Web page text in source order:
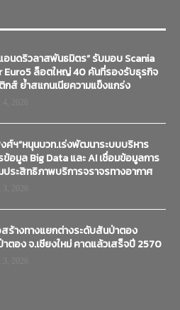
อนดริวลาสพันธมิตร” รับมอบ Scania
Euro5 ล็อตใหญ่ 40 คันที่รองรับธุรกิจ
กส์ ย้ำสแกนเนียความแข็งแกร่ง
ศ์ฯ”หนุนบวท.เร่งพัฒนาระบบบริหาร
ข้อมูล Big Data และ AI เชื่อมข้อมูลการ
ประสิทธิภาพบริการจราจรทางอากาศ
ร้างทางแยกต่างระดับสันป่าตอง
ตอง จ.เชียงใหม่ คาดแล้วเสร็จปี 2570